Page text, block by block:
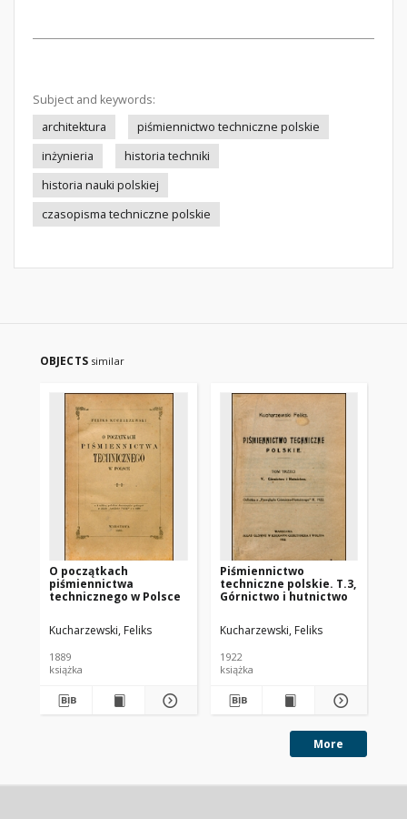
Subject and keywords:
architektura
piśmiennictwo techniczne polskie
inżynieria
historia techniki
historia nauki polskiej
czasopisma techniczne polskie
OBJECTS similar
O początkach
piśmiennictwa
technicznego w Polsce
Kucharzewski, Feliks
1889
książka
Piśmiennictwo
techniczne polskie. T.3,
Górnictwo i hutnictwo
Kucharzewski, Feliks
1922
książka
More